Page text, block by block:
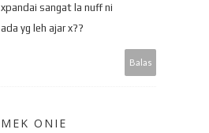
xpandai sangat la nuff ni
ada yg leh ajar x??
Balas
MEK ONIE